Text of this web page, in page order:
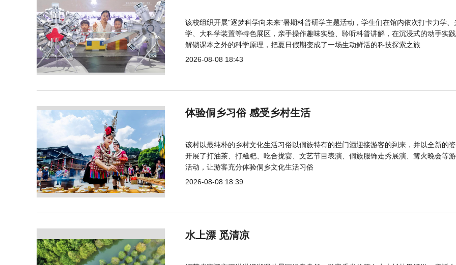
该校组织开展"逐梦科学向未来"暑期科普研学主题活动，学生们在馆内依次打卡力学、
学、大科学装置等特色展区，亲手操作趣味实验、聆听科普讲解，在沉浸式的动手实
解锁课本之外的科学原理，把夏日假期变成了一场生动鲜活的科技探索之旅
2026-08-08 18:43
体验侗乡习俗 感受乡村生活
该村以最纯朴的乡村文化生活习俗以侗族特有的拦门酒迎接游客的到来，并以全新的
开展了打油茶、打糍粑、吃合拢宴、文艺节目表演、侗族服饰走秀展演、篝火晚会等
活动，让游客充分体验侗乡文化生活习俗
2026-08-08 18:39
水上漂 觅清凉